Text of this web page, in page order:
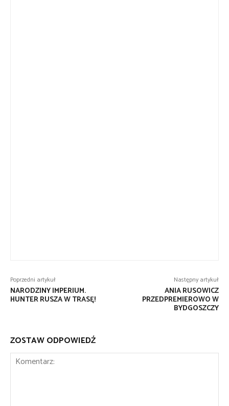
Poprzedni artykuł
NARODZINY IMPERIUM.
HUNTER RUSZA W TRASĘ!
Następny artykuł
ANIA RUSOWICZ
PRZEDPREMIEROWO W
BYDGOSZCZY
ZOSTAW ODPOWIEDŹ